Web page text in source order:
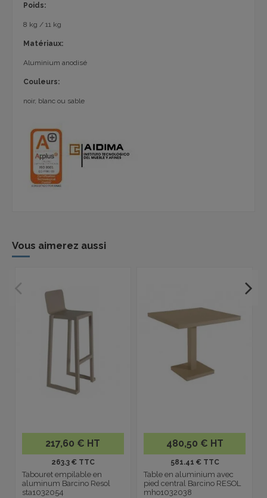
Poids:
8 kg / 11 kg
Matériaux:
Aluminium anodisé
Couleurs:
noir, blanc ou sable
Vous aimerez aussi
217,60 € HT
263.3 € TTC
Tabouret empilable en
aluminum Barcino Resol
sta1032054
480,50 € HT
581.41 € TTC
Table en aluminium avec
pied central Barcino RESOL
mho1032038